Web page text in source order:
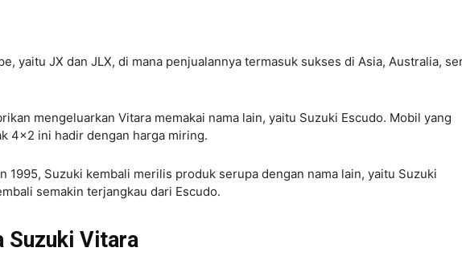
yaitu JX dan JLX, di mana penjualannya termasuk sukses di Asia, Australia,
mengeluarkan Vitara memakai nama lain, yaitu Suzuki Escudo. Mobil yang
4×2 ini hadir dengan harga miring.
1995, Suzuki kembali merilis produk serupa dengan nama lain, yaitu Suzuki
semakin terjangkau dari Escudo.
Suzuki Vitara